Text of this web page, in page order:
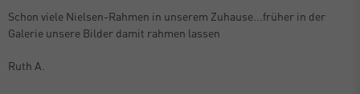
Schon viele Nielsen-Rahmen in unserem Zuhause...früher in der
Galerie unsere Bilder damit rahmen lassen
Ruth A.